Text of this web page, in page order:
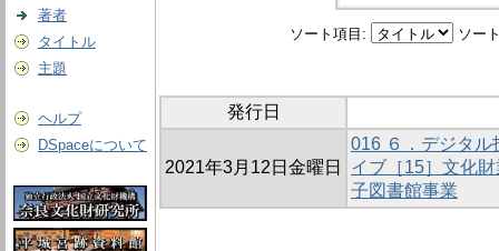
著者
タイトル
主題
ヘルプ
DSpaceについて
ソート項目: ソー
発行日
2021年3月12日金曜日
016 ６．デジタル
イブ［15］文化
子図書館事業